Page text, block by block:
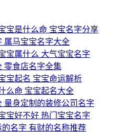
宝是什么命 宝宝名字分享
属马宝宝名字大全
宝属什么 大气宝宝名字
零食店名字全集
宝起名 宝宝命运解析
么命 宝宝起名大全
量身定制的装修公司名字
宝好不好 热门宝宝名字
名字 有财的名称推荐